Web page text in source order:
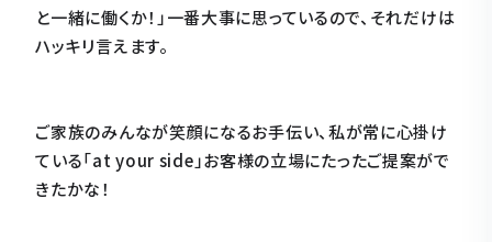
と一緒に働くか！」一番大事に思っているので、それだけは
ハッキリ言えます。
ご家族のみんなが笑顔になるお手伝い、私が常に心掛け
ている「at your side」お客様の立場にたったご提案がで
きたかな！